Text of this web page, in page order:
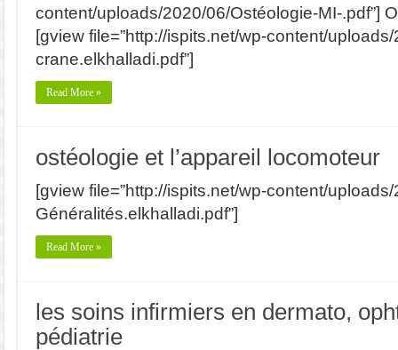
content/uploads/2020/06/Ostéologie-MI-.pdf”]
[gview file=”http://ispits.net/wp-content/
crane.elkhalladi.pdf”]
Read More »
ostéologie et l’appareil locomoteur
[gview file=”http://ispits.net/wp-content/
Généralités.elkhalladi.pdf”]
Read More »
les soins infirmiers en dermato,
pédiatrie